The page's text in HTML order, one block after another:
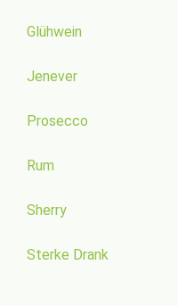
Glühwein
Jenever
Prosecco
Rum
Sherry
Sterke Drank